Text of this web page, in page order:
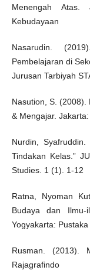
Menengah Atas.
Kebudayaan
Nasarudin.
Pembelajaran di
Jurusan Tarbiyah
Nasution, S.
& Mengajar. Jakarta:
Nurdin,
Tindakan Kelas.”
Studies. 1 (1). 1-12
Ratna, Nyoman
Budaya dan Ilmu-
Yogyakarta:
Rusman. (2013).
Rajagrafindo